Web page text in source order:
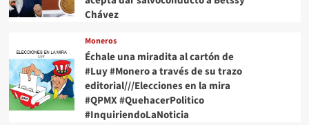
Chávez
Moneros
Échale una miradita al cartón de
#Luy #Monero a través de su trazo
editorial///Elecciones en la mira
#QPMX #QuehacerPolitico
#InquiriendoLaNoticia